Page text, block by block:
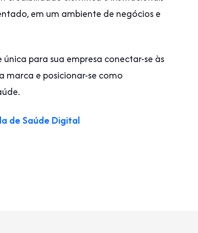
em um ambiente de negócios e
para sua empresa conectar-se às
marca e posicionar-se como
de Saúde Digital